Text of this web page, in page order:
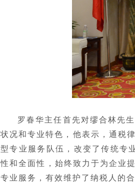
罗春华主任首先对缪合林先
状况和专业特色，他表示，通税
型专业服务队伍，改变了传统专
性和全面性，始终致力于为企业
专业服务，有效维护了纳税人的合